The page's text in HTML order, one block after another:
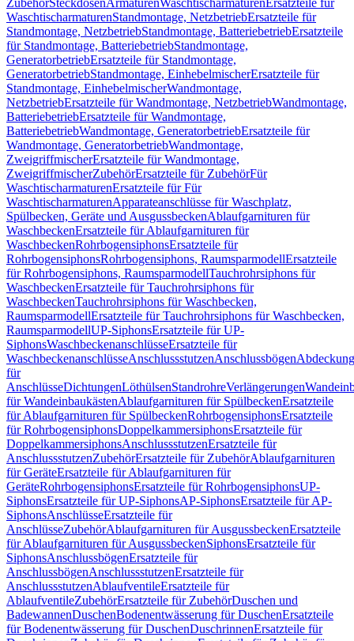
ZubehörSteckdosenArmaturenWaschtischarmaturen Ersatzteile für
WaschtischarmaturenStandmontage, NetzbetriebErsatzteile für
Standmontage, NetzbetriebStandmontage, BatteriebetriebErsatzteile
für Standmontage, BatteriebetriebStandmontage,
GeneratorbetriebErsatzteile für Standmontage,
GeneratorbetriebStandmontage, EinhebelmischerErsatzteile für
Standmontage, EinhebelmischerWandmontage,
NetzbetriebErsatzteile für Wandmontage, NetzbetriebWandmontage,
BatteriebetriebErsatzteile für Wandmontage,
BatteriebetriebWandmontage, GeneratorbetriebErsatzteile für
Wandmontage, GeneratorbetriebWandmontage,
ZweigriffmischerErsatzteile für Wandmontage,
ZweigriffmischerZubehörErsatzteile für ZubehörFür
WaschtischarmaturenErsatzteile für Für
WaschtischarmaturenApparateanschlüsse für Waschplatz,
Spülbecken, Geräte und AusgussbeckenAblaufgarnituren für
WaschbeckenErsatzteile für Ablaufgarnituren für
WaschbeckenRohrbogensiphonsErsatzteile für
RohrbogensiphonsRohrbogensiphons, RaumsparmodellErsatzteile
für Rohrbogensiphons, RaumsparmodellTauchrohrsiphons für
WaschbeckenErsatzteile für Tauchrohrsiphons für
WaschbeckenTauchrohrsiphons für Waschbecken,
RaumsparmodellErsatzteile für Tauchrohrsiphons für Waschbecken,
RaumsparmodellUP-SiphonsErsatzteile für UP-
SiphonsWaschbeckenanschlüsseErsatzteile für
WaschbeckenanschlüsseAnschlussstutzenAnschlussbögen
für
AnschlüsseDichtungenLöthülsenStandrohreVerlängerungen
für WandeinbaukästenAblaufgarnituren für SpülbeckenErsatzteile
für Ablaufgarnituren für SpülbeckenRohrbogensiphonsErsatzteile
für RohrbogensiphonsDoppelkammersiphonsErsatzteile für
DoppelkammersiphonsAnschlussstutzenErsatzteile für
AnschlussstutzenZubehörErsatzteile für ZubehörAblaufgarnituren
für GeräteErsatzteile für Ablaufgarnituren für
GeräteRohrbogensiphonsErsatzteile für RohrbogensiphonsUP-
SiphonsErsatzteile für UP-SiphonsAP-SiphonsErsatzteile für AP-
SiphonsAnschlüsseErsatzteile für
AnschlüsseZubehörAblaufgarnituren für AusgussbeckenErsatzteile
für Ablaufgarnituren für AusgussbeckenSiphonsErsatzteile für
SiphonsAnschlussbögenErsatzteile für
AnschlussbögenAnschlussstutzenErsatzteile für
AnschlussstutzenAblaufventileErsatzteile für
AblaufventileZubehörErsatzteile für ZubehörDuschen und
BadewannenDuschenBodenentwässerung für DuschenErsatzteile
für Bodenentwässerung für DuschenDuschrinnenErsatzteile für